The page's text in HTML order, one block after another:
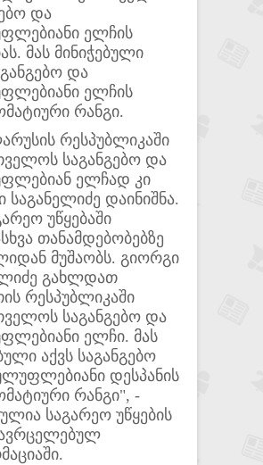
და
ელჩის
მას მინიჭებული
და
ელჩის
რანგი.
რესპუბლიკაში
საგანგებო და
ელჩად კი
საგანელიძე დაინიშნა.
უწყებაში
თანამდებობებზე
მუშაობს. გიორგი
გახლდათ
რესპუბლიკაში
საგანგებო და
ელჩი. მას
აქვს საგანგებო
დესპანის
რანგი", -
საგარეო უწყების